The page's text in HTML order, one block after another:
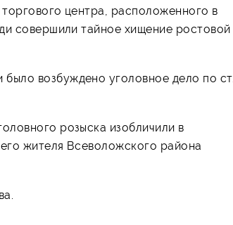
центра, расположенного в
совершили тайное хищение ростовой
возбуждено уголовное дело по ст.
розыска изобличили в
жителя Всеволожского района